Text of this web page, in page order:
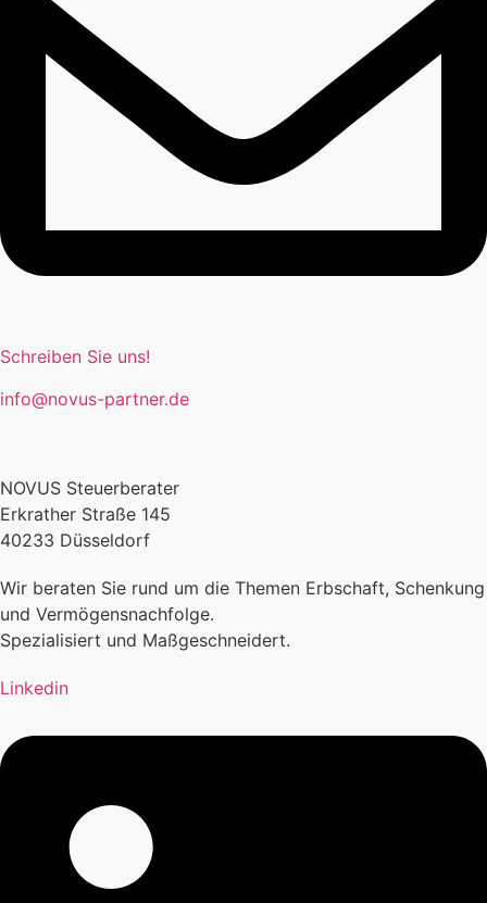
Schreiben Sie uns!
info@novus-partner.de
NOVUS Steuerberater
Erkrather Straße 145
40233 Düsseldorf
Wir beraten Sie rund um die Themen Erbschaft, Schenkung
und Vermögensnachfolge.
Spezialisiert und Maßgeschneidert.
Linkedin